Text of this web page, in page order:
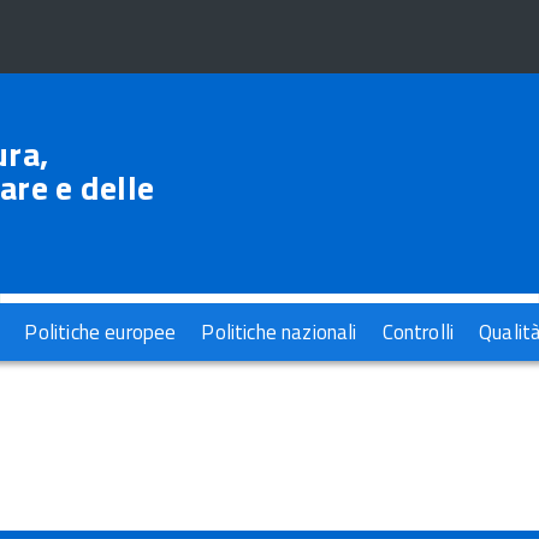
e delle
Politiche europee Politiche nazionali Controlli